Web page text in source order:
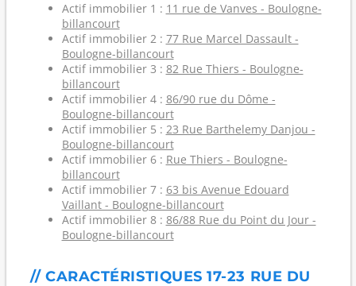
Actif immobilier 1 : 11 rue de Vanves - Boulogne-
billancourt
Actif immobilier 2 : 77 Rue Marcel Dassault -
Boulogne-billancourt
Actif immobilier 3 : 82 Rue Thiers - Boulogne-
billancourt
Actif immobilier 4 : 86/90 rue du Dôme -
Boulogne-billancourt
Actif immobilier 5 : 23 Rue Barthelemy Danjou -
Boulogne-billancourt
Actif immobilier 6 : Rue Thiers - Boulogne-
billancourt
Actif immobilier 7 : 63 bis Avenue Edouard
Vaillant - Boulogne-billancourt
Actif immobilier 8 : 86/88 Rue du Point du Jour -
Boulogne-billancourt
// CARACTÉRISTIQUES 17-23 RUE DU